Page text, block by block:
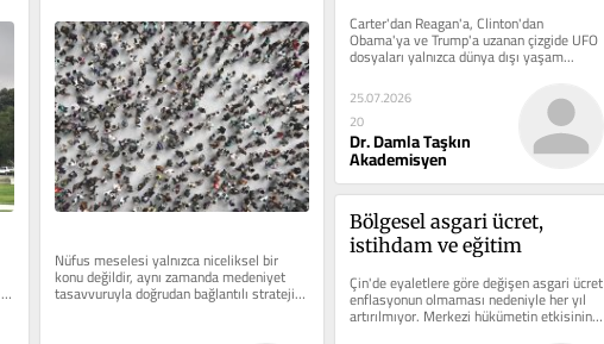
Nüfus meselesi yalnızca niceliksel bir
konu değildir, aynı zamanda medeniyet
tasavvuruyla doğrudan bağlantılı stratejik
bir konudur. Güçlü...
Carter'dan Reagan'a, Clinton'dan
Obama'ya ve Trump'a uzanan çizgide UFO
dosyaları yalnızca dünya dışı yaşam...
25.07.2026
20
Dr. Damla Taşkın
Akademisyen
Bölgesel asgari ücret,
istihdam ve eğitim
Çin'de eyaletlere göre değişen asgari ücret
enflasyonun olmaması nedeniyle her yıl
artırılmıyor. Merkezi hükümetin etkisinin